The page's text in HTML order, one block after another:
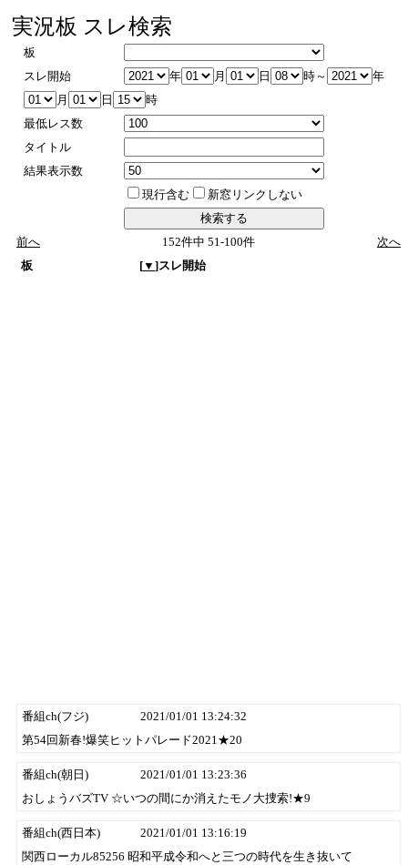
実況板 スレ検索
板
スレ開始
年 月 日 時～
年
月
日
時
最低レス数
タイトル
結果表示数
現行含む
新窓リンクしない
前へ 152件中 51-100件
次へ
板
[▼ ]スレ開始
番組ch(フジ)
2021/01/01 13:24:32
第54回新春!爆笑ヒットパレード2021★20
番組ch(朝日)
2021/01/01 13:23:36
おしょうバズTV ☆いつの間にか消えたモノ大捜索!★9
番組ch(西日本)
2021/01/01 13:16:19
関西ローカル85256 昭和平成令和へと三つの時代を生き抜いて